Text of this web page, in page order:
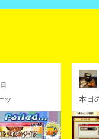
今回のテーマは「フルー
雀連盟 投票選抜戦2025 イ
今回のテーマは「熱血」
ンプ」開催のお知らせ
ッ 本日